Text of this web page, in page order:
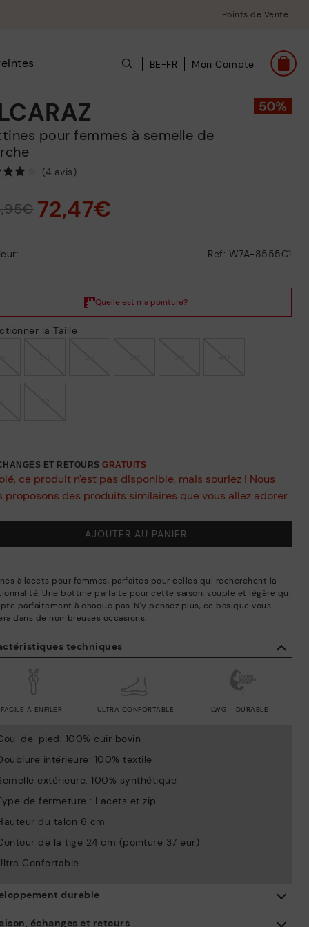
Points de Vente
BE-FR Mon Compte
techniques
FACILE À ENFILER ULTRA CONFORTABLE LWG - DURABLE
de-pied: 100% cuir bovin
intérieure: 100% textile
extérieure: 100% synthétique
de fermeture : Lacets et zip
du talon 6 cm
de la tige 24 cm (pointure 37 eur)
Confortable
échanges et retours
durable
En achetant ce produit, vous soutenez une fabrication éco-
(4 avis)
72,47€
Ref: W7A-8555C1
la Taille
ET RETOURSGRATUITS
ce produit n'est pas disponible, mais souriez ! Nous
proposons des produits similaires que vous allez adorer.
AJOUTER AU PANIER
à lacets pour femmes, parfaites pour celles qui recherchent la
Une bottine parfaite pour cette saison, souple et légère qui
parfaitement à chaque pas. N'y pensez plus, ce basique vous
dans de nombreuses occasions.